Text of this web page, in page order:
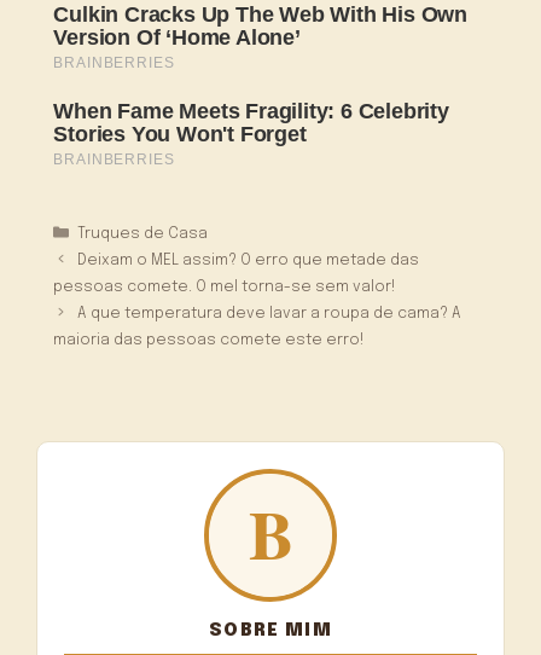
Categorias
Truques de Casa
Deixam o MEL assim? O erro que metade das
pessoas comete. O mel torna-se sem valor!
A que temperatura deve lavar a roupa de cama? A
maioria das pessoas comete este erro!
SOBRE MIM